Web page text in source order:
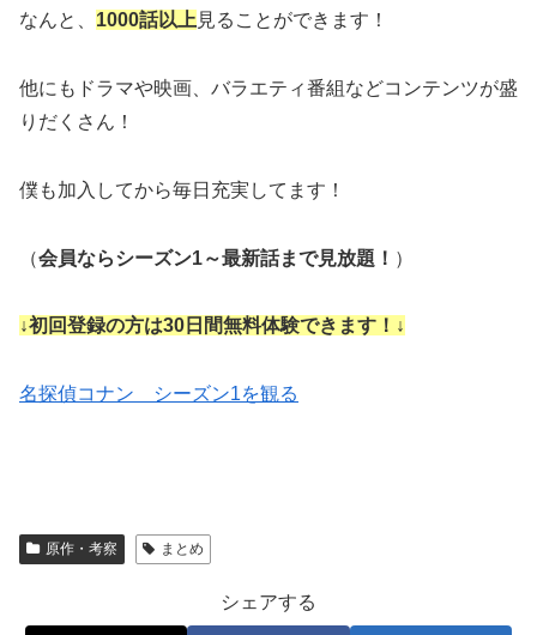
なんと、 1000話以上 見ることができます！
他にもドラマや映画、バラエティ番組などコンテンツが盛
りだくさん！
僕も加入してから毎日充実してます！
（会員ならシーズン1～最新話まで見放題！ ）
↓初回登録の方は30日間無料体験できます！↓
名探偵コナン シーズン1を観る
原作・考察 まとめ
シェアする